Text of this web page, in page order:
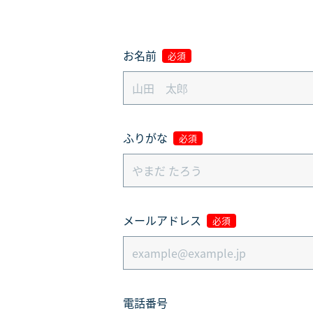
お名前 必須
ふりがな 必須
メールアドレス 必須
電話番号